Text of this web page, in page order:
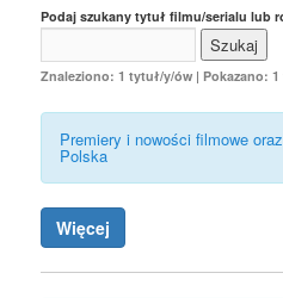
Podaj szukany tytuł filmu/serialu lub
Znaleziono: 1 tytuł/y/ów | Pokazano:
Premiery i nowości filmowe
Polska
Więcej